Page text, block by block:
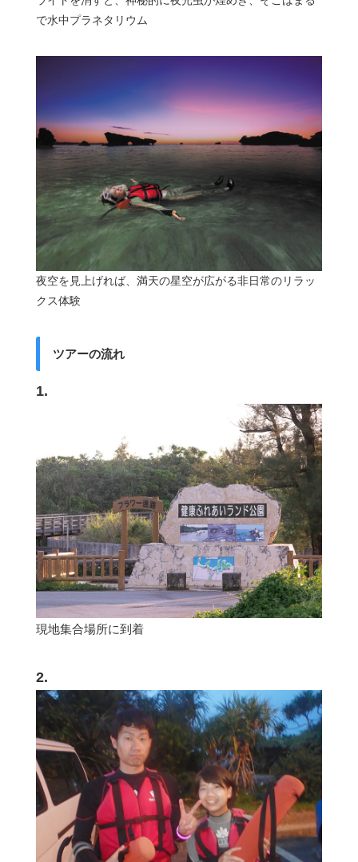
で水中プラネタリウム
夜空を見上げれば、満天の星空が広がる非日常のリラッ
クス体験
ツアーの流れ
1.
現地集合場所に到着
2.